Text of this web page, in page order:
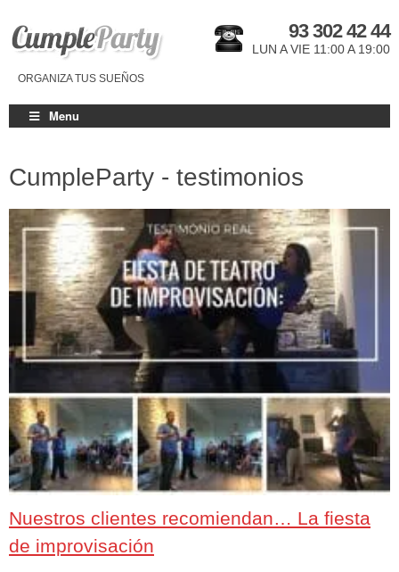
ORGANIZA TUS SUEÑOS
93 302 42 44
LUN A VIE 11:00 A 19:00
Menu
CumpleParty - testimonios
Nuestros clientes recomiendan… La fiesta
de improvisación